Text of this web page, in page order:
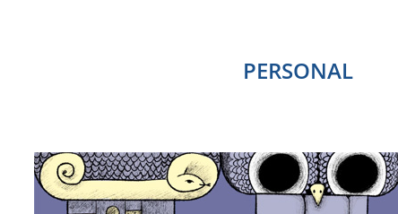
PERSONAL